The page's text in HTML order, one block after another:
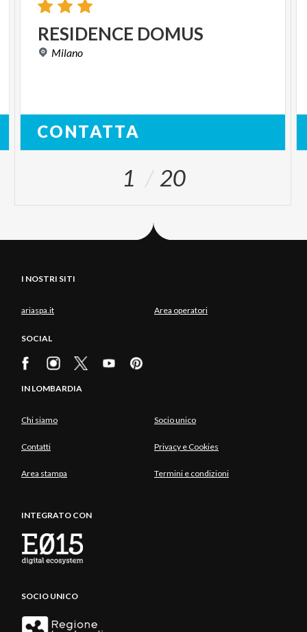
RESIDENCE DOMUS
Milano
CONTATTA
1 20
I NOSTRI SITI
ariaspa.it Area operatori
SOCIAL
IN LOMBARDIA
Chi siamo Socio unico
Contatti Privacy e Cookies
Area stampa Termini e condizioni
INTEGRATO CON
SOCIO UNICO